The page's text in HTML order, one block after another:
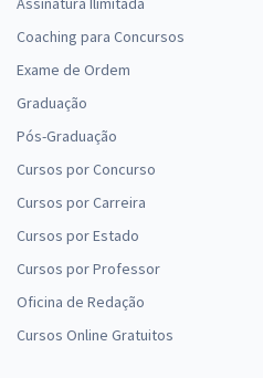
Coaching para Concursos
Exame de Ordem
Graduação
Pós-Graduação
Cursos por Concurso
Cursos por Carreira
Cursos por Estado
Cursos por Professor
Oficina de Redação
Cursos Online Gratuitos